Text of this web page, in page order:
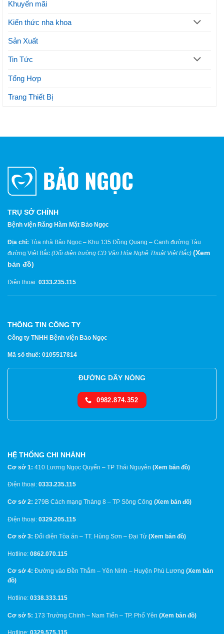
Khuyến mãi
Kiến thức nha khoa
Sản Xuất
Tin Tức
Tổng Hợp
Trang Thiết Bị
TRỤ SỞ CHÍNH
Bệnh viện Răng Hàm Mặt Bảo Ngọc
Địa chỉ: Tòa nhà Bảo Ngọc – Khu 135 Đồng Quang – Cạnh đường Tàu
đường Việt Bắc (Đối diện trường CĐ Văn Hóa Nghệ Thuật Việt Bắc) (Xem
bản đồ)
Điện thoại: 0333.235.115
THÔNG TIN CÔNG TY
Công ty TNHH Bệnh viện Bảo Ngọc
Mã số thuế: 0105517814
ĐƯỜNG DÂY NÓNG
0982.874.352
HỆ THỐNG CHI NHÁNH
Cơ sở 1: 410 Lương Ngọc Quyến – TP Thái Nguyên (Xem bản đồ)
Điện thoại: 0333.235.115
Cơ sở 2: 279B Cách mạng Tháng 8 – TP Sông Công (Xem bản đồ)
Điện thoại: 0329.205.115
Cơ sở 3: Đối diện Tòa án – TT. Hùng Sơn – Đại Từ (Xem bản đồ)
Hotline: 0862.070.115
Cơ sở 4: Đường vào Đền Thắm – Yên Ninh – Huyện Phú Lương (Xem bản
đồ)
Hotline: 0338.333.115
Cơ sở 5: 173 Trường Chinh – Nam Tiến – TP. Phổ Yên (Xem bản đồ)
Hotline: 0329.575.115